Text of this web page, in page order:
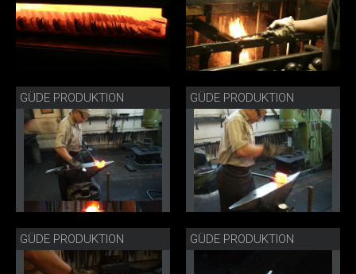
GÜDE PRODUKTION GÜDE PRODUKTION
GÜDE PRODUKTION GÜDE PRODUKTION